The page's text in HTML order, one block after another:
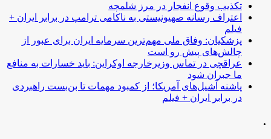
تکذیب وقوع انفجار در مرز شلمچه
اعتراف رسانه صهیونیستی به ناکامی ترامپ در برابر ایران +
فیلم
پزشکیان: وفاق ملی مهم‌ترین سرمایه ایران برای عبور از
چالش‌های پیش رو است
عراقچی در تماس وزیرخارجه اوکراین: باید خسارات به منافع
ما جبران شود
پاشنه آشیل‌های آمریکا؛ از کمبود مهمات تا بن‌بست راهبردی
در برابر ایران + فیلم
.